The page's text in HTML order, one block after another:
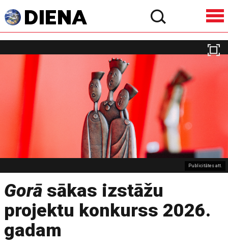
Publicitātes att.
Gorā sākas izstāžu
projektu konkurss 2026.
gadam